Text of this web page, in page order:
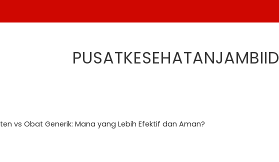
PUSATKESEHATANJAMBIID
vs Obat Generik: Mana yang Lebih Efektif dan Aman?